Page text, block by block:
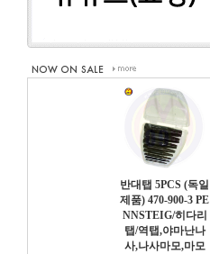
반대탭 5PCS (독일
제품) 470-900-3 PE
NNSTEIG/히다리
탭/역탭,야마난나
사,나사마모,마모